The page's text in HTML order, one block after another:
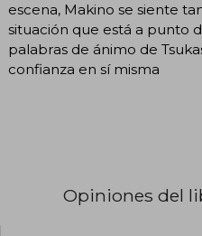
escena, Makino se siente
situación que está a punto
palabras de ánimo de
confianza en sí misma
Opiniones del